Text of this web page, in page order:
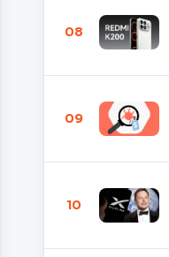
08
09
10